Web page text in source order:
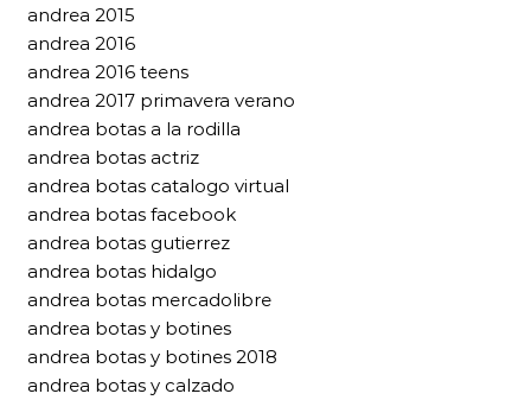
andrea 2015
andrea 2016
andrea 2016 teens
andrea 2017 primavera verano
andrea botas a la rodilla
andrea botas actriz
andrea botas catalogo virtual
andrea botas facebook
andrea botas gutierrez
andrea botas hidalgo
andrea botas mercadolibre
andrea botas y botines
andrea botas y botines 2018
andrea botas y calzado